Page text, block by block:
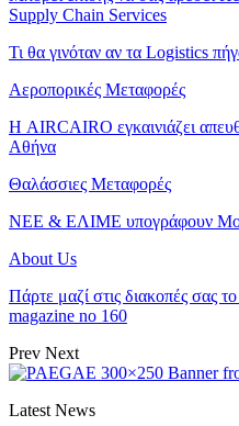
Supply Chain Services
Τι θα γινόταν αν τα Logistics
Αεροπορικές Μεταφορές
Η AIRCAIRO εγκαινιάζει
Αθήνα
Θαλάσσιες Μεταφορές
ΝΕΕ & ΕΛΙΜΕ υπογράφουν
About Us
Πάρτε μαζί στις διακοπές σας
magazine no 160
Prev Next
Latest News